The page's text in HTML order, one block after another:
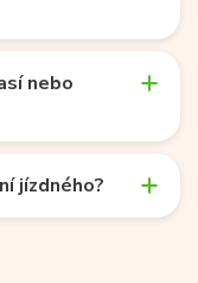
nebo
jízdného?